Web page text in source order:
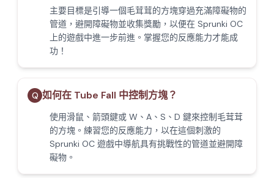
主要目標是引導一個毛茸茸的方塊穿過充滿障礙物的
管道，避開障礙物並收集獎勵，以便在 Sprunki OC
上的遊戲中進一步前進。掌握您的反應能力才能成
功！
Q 如何在 Tube Fall 中控制方塊？
使用滑鼠、箭頭鍵或 W、A、S、D 鍵來控制毛茸茸
的方塊。練習您的反應能力，以在這個刺激的
Sprunki OC 遊戲中導航具有挑戰性的管道並避開障
礙物。